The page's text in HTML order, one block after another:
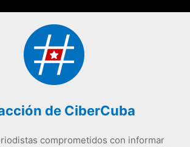
de CiberCuba
comprometidos con informar